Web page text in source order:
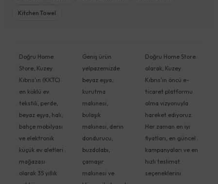
Kitchen Towel
Doğru Home
Store, Kuzey
Kıbrıs'ın (KKTC)
en köklü ev
tekstili, perde,
beyaz eşya, halı,
bahçe mobilyası
ve elektronik
küçük ev aletleri
mağazası
olarak 35 yıllık
Geniş ürün
yelpazemizde
beyaz eşya,
kurutma
makinesi,
bulaşık
makinesi, derin
dondurucu,
buzdolabı,
çamaşır
makinesi ve
Doğru Home Store
olarak, Kuzey
Kıbrıs'ın öncü e-
ticaret platformu
olma vizyonuyla
hareket ediyoruz.
Her zaman en iyi
fiyatları, en güncel
kampanyaları ve en
hızlı teslimat
seçeneklerini